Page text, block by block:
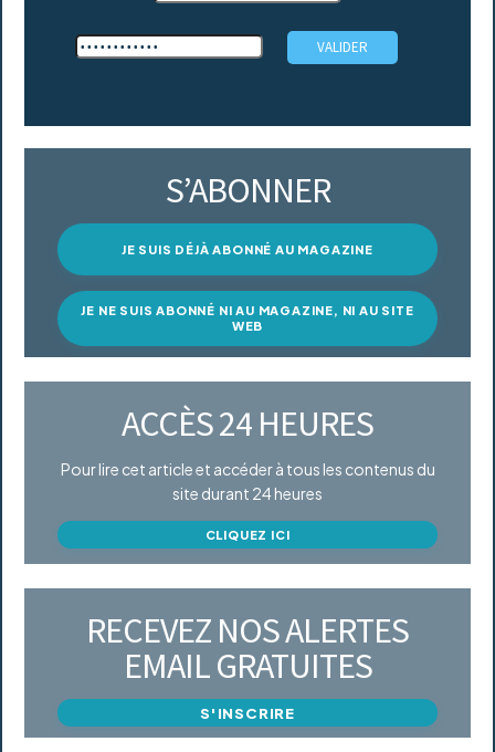
S’ABONNER
JE SUIS DÉJÀ ABONNÉ AU MAGAZINE
JE NE SUIS ABONNÉ NI AU MAGAZINE, NI AU SITE
WEB
ACCÈS 24 HEURES
Pour lire cet article et accéder à tous les contenus du
site durant 24 heures
CLIQUEZ ICI
RECEVEZ NOS ALERTES
EMAIL GRATUITES
S'INSCRIRE